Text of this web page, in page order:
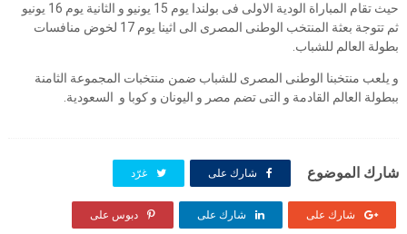
حيث تقام المباراة الودية الاولى فى بولندا يوم 15 يونيو و الثانية يوم 16 يونيو
ثم تتوجة بعثة المنتخب الوطنى المصرى الى اثينا يوم 17 لخوض منافسات
بطولة العالم للشباب.
و يلعب منتخبنا الوطنى المصرى للشباب ضمن منتخبات المجموعة الثامنة
ببطولة العالم القادمة و التى تضم مصر و اليونان و كوبا و السعودية.
شارك الموضوع شارك على غرّد
شارك على شارك على دبوس على